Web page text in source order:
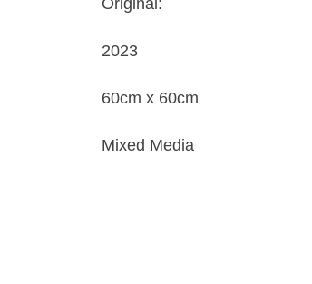
2023
60cm x 60cm
Mixed Media